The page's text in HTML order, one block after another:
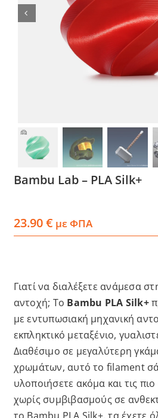
Shop
Services
Software
Blog
Bambu Lab – PLA Silk+
23.90€ με ΦΠΑ
Γιατί να διαλέξετε ανάμεσα
αντοχή; Το Bambu PLA Silk+
με εντυπωσιακή μηχανική
εκπληκτικό μεταξένιο,
Διαθέσιμο σε μεγαλύτερη
χρωμάτων, αυτό το filament
υλοποιήσετε ακόμα και τις
χωρίς συμβιβασμούς σε